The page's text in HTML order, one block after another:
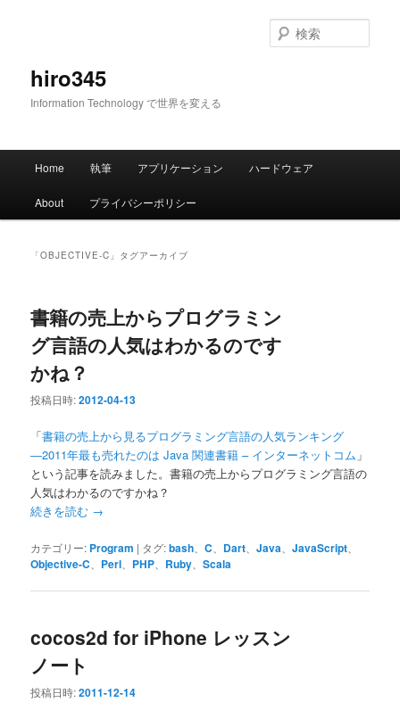
hiro345
Information Technology で世界を変える
索
メ
Home 執筆 アプリケーション ハードウェア
About プライバシーポリシー
「OBJECTIVE-C 」タグアーカイブ
書籍の売上からプログラミン
グ言語の人気はわかるのです
かね？
投稿日時:2012-04-13
「書籍の売上から見るプログラミング言語の人気ランキング
―2011年最も売れたのは Java 関連書籍 – インターネットコム 」
という記事を読みました。書籍の売上からプログラミング言語の
人気はわかるのですかね？
続きを読む →
カテゴリー: Program | タグ:bash 、C Dart 、Java 、JavaScript
Objective-C Perl PHP Ruby 、Scala
cocos2d for iPhone レッスン
ノート
投稿日時:2011-12-14